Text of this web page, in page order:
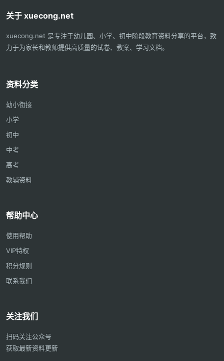
关于 xuecong.net
xuecong.net 是专注于幼儿园、小学、初中阶段教育资料分享的平台，致
力于为家长和教师提供高质量的试卷、教案、学习文档。
资料分类
幼小衔接
小学
初中
中考
高考
教辅资料
帮助中心
使用帮助
VIP特权
积分规则
联系我们
关注我们
扫码关注公众号
获取最新资料更新